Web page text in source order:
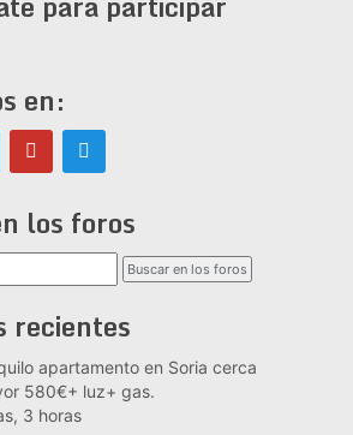
en:
los foros
recientes
apartamento en Soria cerca
580€+ luz+ gas.
3 horas